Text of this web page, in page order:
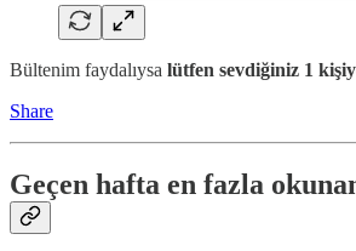
Bültenim faydalıysa lütfen sevdiğiniz 1
Share
Geçen hafta en fazla